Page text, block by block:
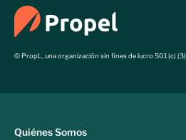
© PropL, una organización sin fines de lucro 501 (c) (3).
Quiénes Somos